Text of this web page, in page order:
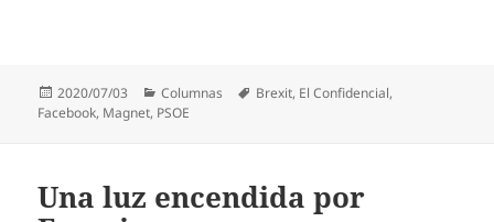
Publicado
el
2020/07/03 Categorías
Columnas Etiquetas
Brexit, El Confidencial,
Facebook, Magnet, PSOE
Una luz encendida por